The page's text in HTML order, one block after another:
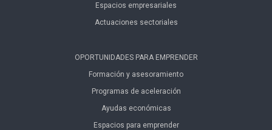
Espacios empresariales
Actuaciones sectoriales
OPORTUNIDADES PARA EMPRENDER
Formación y asesoramiento
Programas de aceleración
Ayudas económicas
Espacios para emprender